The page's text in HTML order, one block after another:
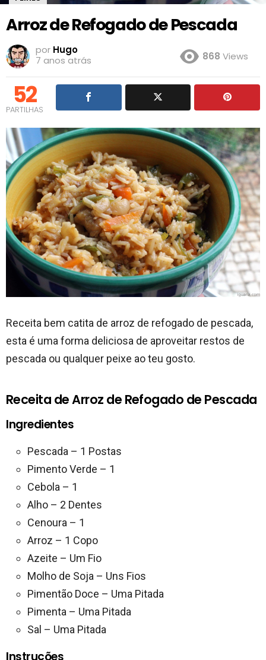
Arroz de Refogado de Pescada
por Hugo
7 anos atrás
868 Views
52
PARTILHAS
Receita bem catita de arroz de refogado de pescada,
esta é uma forma deliciosa de aproveitar restos de
pescada ou qualquer peixe ao teu gosto.
Receita de Arroz de Refogado de Pescada
Ingredientes
Pescada – 1 Postas
Pimento Verde – 1
Cebola – 1
Alho – 2 Dentes
Cenoura – 1
Arroz – 1 Copo
Azeite – Um Fio
Molho de Soja – Uns Fios
Pimentão Doce – Uma Pitada
Pimenta – Uma Pitada
Sal – Uma Pitada
Instruções